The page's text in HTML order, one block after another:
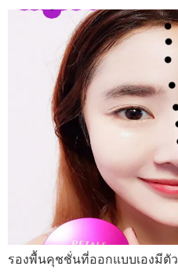
รองพื้นคุชชั่นที่ออกแบบเองมี